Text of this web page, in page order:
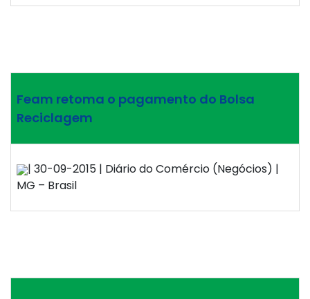
Feam retoma o pagamento do Bolsa
Reciclagem
| 30-09-2015 | Diário do Comércio (Negócios) |
MG – Brasil